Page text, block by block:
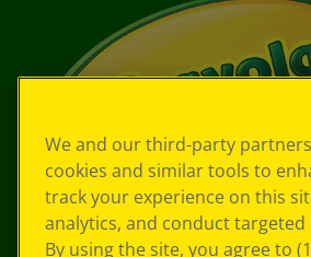
We and our third-party
cookies and similar tools to
track your experience on this
analytics, and conduct targeted
By using the site, you agree to